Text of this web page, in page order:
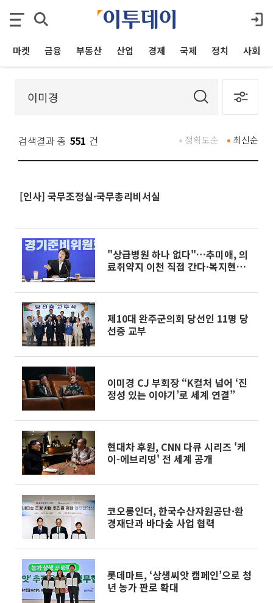
마켓 금융 부동산 산업 경제 국제 정치 사회
검색결과 총 551 건 최신순
정확도순
[인사] 국무조정실·국무총리비서실
"상급병원 하나 없다"…추미애, 의
료취약지 이천 직접 간다·복지현장
제10대 완주군의회 당선인 11명 당
선증 교부
이미경 CJ 부회장 “K컬처 넘어 ‘진
정성 있는 이야기’로 세계 연결”
현대차 후원, CNN 다큐 시리즈 '케
이-에브리띵' 전 세계 공개
코오롱인더, 한국수산자원공단·환
경재단과 바다숲 사업 협력
롯데마트, ‘상생씨앗 캠페인’으로 청
년 농가 판로 확대